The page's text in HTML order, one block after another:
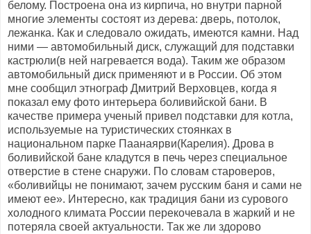
белому. Построена она из кирпича, но внутри парной
многие элементы состоят из дерева: дверь, потолок,
лежанка. Как и следовало ожидать, имеются камни. Над
ними — автомобильный диск, служащий для подставки
кастрюли(в ней нагревается вода). Таким же образом
автомобильный диск применяют и в России. Об этом
мне сообщил этнограф Дмитрий Верховцев, когда я
показал ему фото интерьера боливийской бани. В
качестве примера ученый привел подставки для котла,
используемые на туристических стоянках в
национальном парке Паанаярви(Карелия). Дрова в
боливийской бане кладутся в печь через специальное
отверстие в стене снаружи. По словам староверов,
«боливийцы не понимают, зачем русским баня и сами не
имеют ее». Интересно, как традиция бани из сурового
холодного климата России перекочевала в жаркий и не
потеряла своей актуальности. Так же ли здорово